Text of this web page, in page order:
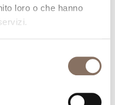
loro o che hanno